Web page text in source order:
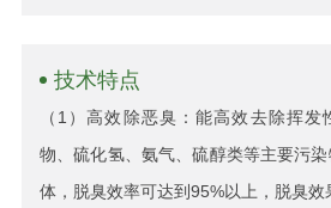
技术特点
（1）高效除恶臭：能高效去除挥发
物、硫化氢、氨气、硫醇类等主要污
体，脱臭效率可达到95%以上，脱臭